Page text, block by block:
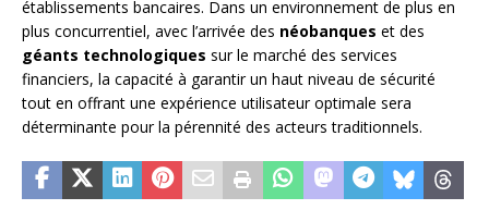
établissements bancaires. Dans un environnement de plus en
plus concurrentiel, avec l’arrivée des néobanques et des
géants technologiques sur le marché des services
financiers, la capacité à garantir un haut niveau de sécurité
tout en offrant une expérience utilisateur optimale sera
déterminante pour la pérennité des acteurs traditionnels.